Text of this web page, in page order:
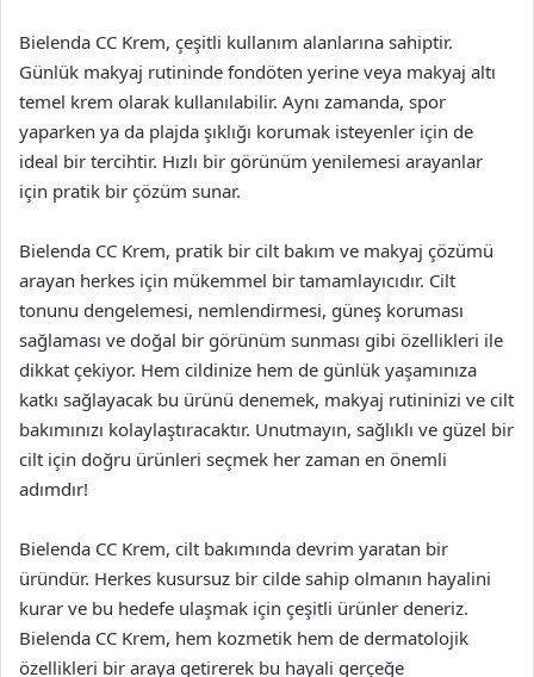
Bielenda CC Krem, çeşitli kullanım alanlarına sahiptir.
Günlük makyaj rutininde fondöten yerine veya makyaj altı
temel krem olarak kullanılabilir. Aynı zamanda, spor
yaparken ya da plajda şıklığı korumak isteyenler için de
ideal bir tercihtir. Hızlı bir görünüm yenilemesi arayanlar
için pratik bir çözüm sunar.
Bielenda CC Krem, pratik bir cilt bakım ve makyaj çözümü
arayan herkes için mükemmel bir tamamlayıcıdır. Cilt
tonunu dengelemesi, nemlendirmesi, güneş koruması
sağlaması ve doğal bir görünüm sunması gibi özellikleri ile
dikkat çekiyor. Hem cildinize hem de günlük yaşamınıza
katkı sağlayacak bu ürünü denemek, makyaj rutininizi ve cilt
bakımınızı kolaylaştıracaktır. Unutmayın, sağlıklı ve güzel bir
cilt için doğru ürünleri seçmek her zaman en önemli
adımdır!
Bielenda CC Krem, cilt bakımında devrim yaratan bir
üründür. Herkes kusursuz bir cilde sahip olmanın hayalini
kurar ve bu hedefe ulaşmak için çeşitli ürünler deneriz.
Bielenda CC Krem, hem kozmetik hem de dermatolojik
özellikleri bir araya getirerek bu hayali gerçeğe